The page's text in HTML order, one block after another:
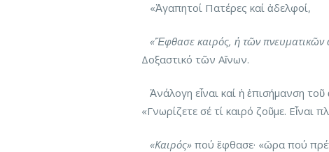
«Ἀγαπητοί Πατέρες καί ἀδελφοί,
«Ἔφθασε καιρός, ἡ τῶν
Δοξαστικό τῶν Αἴνων.
Ἀνάλογη εἶναι καί ἡ ἐπισήμανση
«Γνωρίζετε σέ τί καιρό ζοῦμε.
«Καιρός» πού ἔφθασε· «ὥρα πού